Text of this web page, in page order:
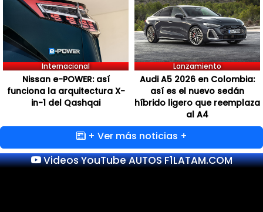
Internacional
Nissan e-POWER: así
funciona la arquitectura X-
in-1 del Qashqai
Lanzamiento
Audi A5 2026 en Colombia:
así es el nuevo sedán
híbrido ligero que reemplaza
al A4
+ Ver más noticias +
Videos YouTube AUTOS F1LATAM.COM